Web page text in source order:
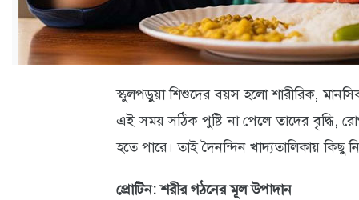
ক্যারিয়ার
তথ্যপ্রযুক্তি
স্কুলপড়ুয়া শিশুদের বয়স হলো শারীরিক,
এই সময় সঠিক পুষ্টি না পেলে তাদের বৃদ্ধি,
হতে পারে। তাই দৈনন্দিন খাদ্যতালিকায় কিছু
প্রোটিন: শরীর গঠনের মূল উপাদান